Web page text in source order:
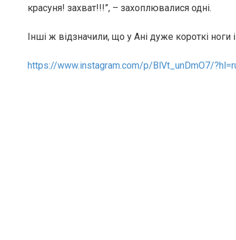
красуня! захват!!!”, – захоплювалися одні.
Інші ж відзначили, що у Ані дуже короткі ноги
https://www.instagram.com/p/BlVt_unDmO7/